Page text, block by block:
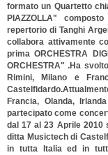
formato un Quartetto
PIAZZOLLA"
repertorio di Tanghi
collabora attivamente
prima ORCHESTRA
ORCHESTRA" .Ha
Rimini, Milano e
Francia, Olanda,
partecipato come
dal 17 al 23 Aprile 2010
ditta Musictech di
in tutta Italia ed in